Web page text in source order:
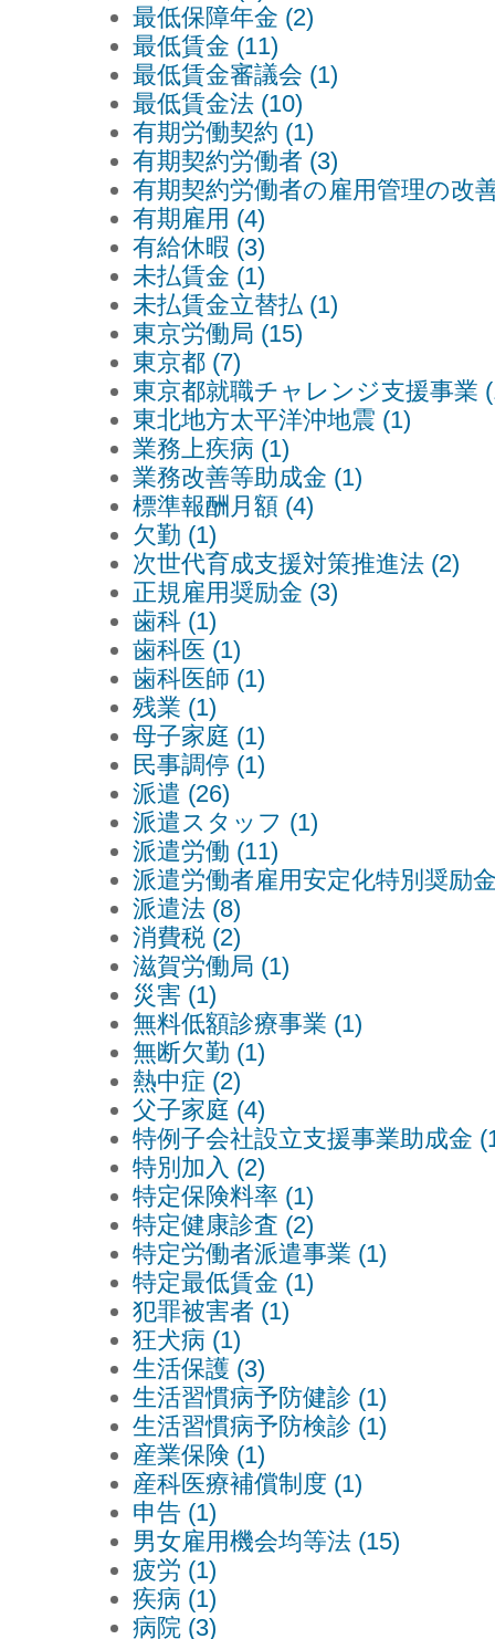
最低保障年金 (2)
最低賃金 (11)
最低賃金審議会 (1)
最低賃金法 (10)
有期労働契約 (1)
有期契約労働者 (3)
有期契約労働者の雇用管理の改
有期雇用 (4)
有給休暇 (3)
未払賃金 (1)
未払賃金立替払 (1)
東京労働局 (15)
東京都 (7)
東京都就職チャレンジ支援事業
東北地方太平洋沖地震 (1)
業務上疾病 (1)
業務改善等助成金 (1)
標準報酬月額 (4)
欠勤 (1)
次世代育成支援対策推進法 (2)
正規雇用奨励金 (3)
歯科 (1)
歯科医 (1)
歯科医師 (1)
残業 (1)
母子家庭 (1)
民事調停 (1)
派遣 (26)
派遣スタッフ (1)
派遣労働 (11)
派遣労働者雇用安定化特別奨励
派遣法 (8)
消費税 (2)
滋賀労働局 (1)
災害 (1)
無料低額診療事業 (1)
無断欠勤 (1)
熱中症 (2)
父子家庭 (4)
特例子会社設立支援事業助成金
特別加入 (2)
特定保険料率 (1)
特定健康診査 (2)
特定労働者派遣事業 (1)
特定最低賃金 (1)
犯罪被害者 (1)
狂犬病 (1)
生活保護 (3)
生活習慣病予防健診 (1)
生活習慣病予防検診 (1)
産業保険 (1)
産科医療補償制度 (1)
申告 (1)
男女雇用機会均等法 (15)
疲労 (1)
疾病 (1)
病院 (3)